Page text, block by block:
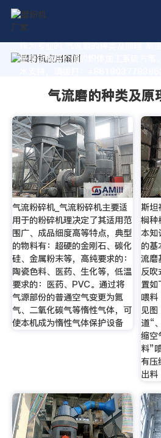
作为专业的 气流磨的种类及原理 制
量身定制高价值的粉体加工系统方案
气流磨的种类及原
气流粉碎机_气流粉碎机主要适
用于的粉碎机理决定了其适用范
围广、成品细度高等特点，典型
的物料有：超硬的金刚石、碳化
硅、金属粉末等，高纯要求的：
陶瓷色料、医药、生化等，低温
要求的：医药、PVC。通过将
气源部份的普通空气变更为氮
气、二氧化碳气等惰性气体，可
使本机成为惰性气体保护设备
斯坦
榈
本知
的
流
反吹
置如
喂料
见图
道“
缩
料”
有压
出料